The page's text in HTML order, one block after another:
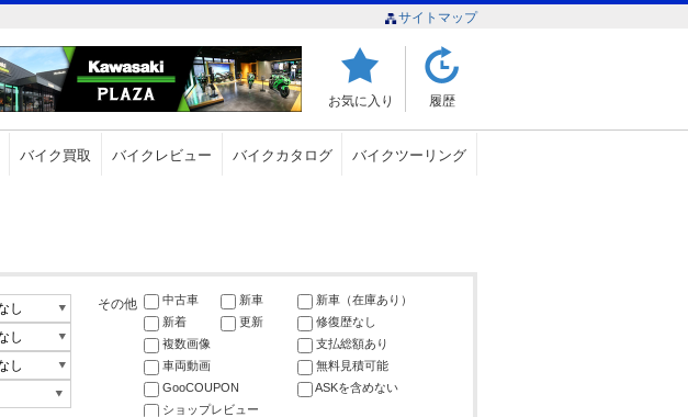
サイトマップ
お気に入り 履歴
バイク買取 バイクレビュー バイクカタログ バイクツーリング
その他 中古車 新車
新車（在庫あり）
新着
更新
修復歴なし
複数画像
支払総額あり
車両動画
無料見積可能
GooCOUPON
ASKを含めない
ショップレビュー